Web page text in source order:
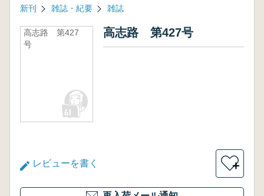
新刊 雑誌・紀要 雑誌
高志路 第427
号
高志路 第427号
レビューを書く ＋